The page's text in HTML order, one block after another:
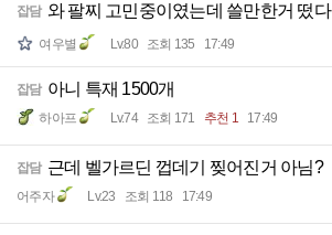
잡담 와 팔찌 고민중이였는데 쓸만한거 떴다
여우별 Lv.80 조회 135 17:49
잡담 아니 특재 1500개
하아프 Lv.74 조회 171 추천 1 17:49
잡담 근데 벨가르딘 껍데기 찢어진거 아님?
어주자 Lv.23 조회 118 17:49